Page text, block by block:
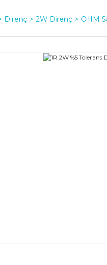
Direnç 2W Direnç OHM